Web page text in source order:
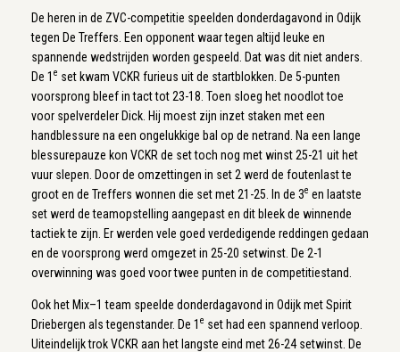
De heren in de ZVC-competitie speelden donderdagavond in Odijk
tegen De Treffers. Een opponent waar tegen altijd leuke en
spannende wedstrijden worden gespeeld. Dat was dit niet anders.
De 1 e set kwam VCKR furieus uit de startblokken. De 5-punten
voorsprong bleef in tact tot 23-18. Toen sloeg het noodlot toe
voor spelverdeler Dick. Hij moest zijn inzet staken met een
handblessure na een ongelukkige bal op de netrand. Na een lange
blessurepauze kon VCKR de set toch nog met winst 25-21 uit het
vuur slepen. Door de omzettingen in set 2 werd de foutenlast te
groot en de Treffers wonnen die set met 21-25. In de 3e en laatste
set werd de teamopstelling aangepast en dit bleek de winnende
tactiek te zijn. Er werden vele goed verdedigende reddingen gedaan
en de voorsprong werd omgezet in 25-20 setwinst. De 2-1
overwinning was goed voor twee punten in de competitiestand.
Ook het Mix–1 team speelde donderdagavond in Odijk met Spirit
Driebergen als tegenstander. De 1 e set had een spannend verloop.
Uiteindelijk trok VCKR aan het langste eind met 26-24 setwinst. De